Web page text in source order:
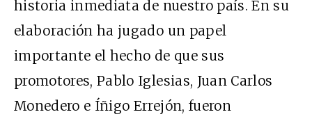
historia inmediata de nuestro país. En su
elaboración ha jugado un papel
importante el hecho de que sus
promotores, Pablo Iglesias, Juan Carlos
Monedero e Íñigo Errejón, fueron